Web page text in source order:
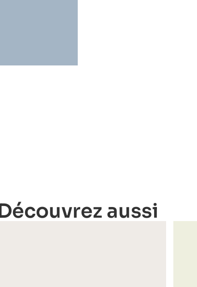
aussi